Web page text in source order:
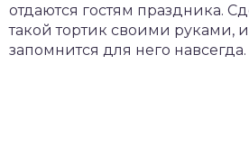
отдаются гостям праздника.
такой тортик своими руками,
запомнится для него навсегда.